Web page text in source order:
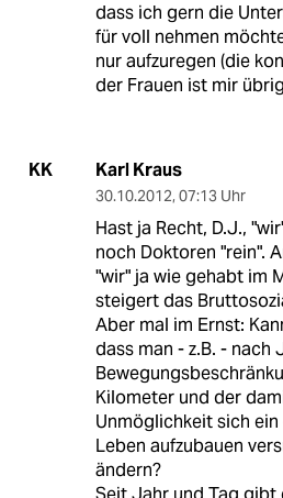
dass ich gern die
für voll nehmen
nur aufzuregen (die
der Frauen ist mir
KK Karl Kraus
30.10.2012, 07:13 Uhr
Hast ja Recht, D.J.,
noch Doktoren "rein".
"wir" ja wie gehabt im
steigert das
Aber mal im Ernst:
dass man - z.B. - nach
Kilometer und der
Unmöglichkeit sich
Leben aufzubauen
ändern?